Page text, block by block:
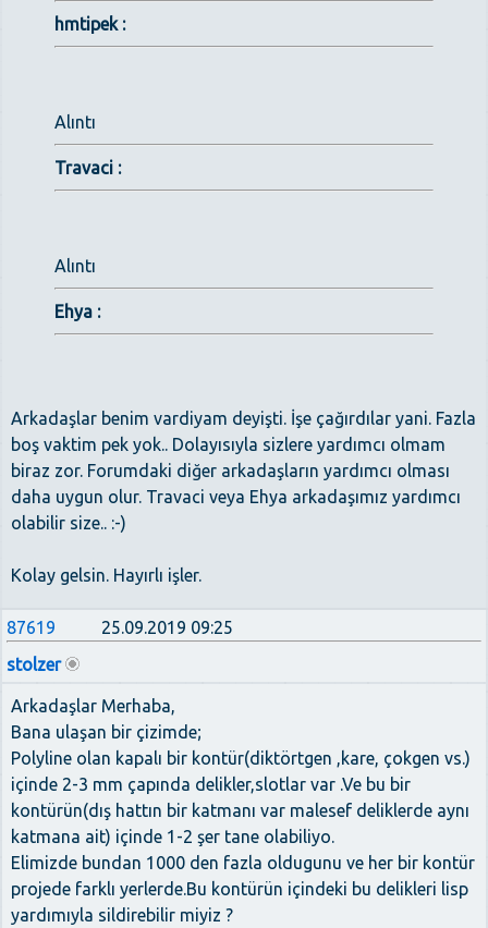
hmtipek :
Alıntı
Travaci :
Alıntı
Ehya :
Arkadaşlar benim vardiyam deyişti. İşe çağırdılar yani. Fazla
boş vaktim pek yok.. Dolayısıyla sizlere yardımcı olmam
biraz zor. Forumdaki diğer arkadaşların yardımcı olması
daha uygun olur. Travaci veya Ehya arkadaşımız yardımcı
olabilir size.. :-)
Kolay gelsin. Hayırlı işler.
87619
25.09.2019 09:25
stolzer
Arkadaşlar Merhaba,
Bana ulaşan bir çizimde;
Polyline olan kapalı bir kontür(diktörtgen ,kare, çokgen vs.)
içinde 2-3 mm çapında delikler,slotlar var .Ve bu bir
kontürün(dış hattın bir katmanı var malesef deliklerde aynı
katmana ait) içinde 1-2 şer tane olabiliyo.
Elimizde bundan 1000 den fazla oldugunu ve her bir kontür
projede farklı yerlerde.Bu kontürün içindeki bu delikleri lisp
yardımıyla sildirebilir miyiz ?